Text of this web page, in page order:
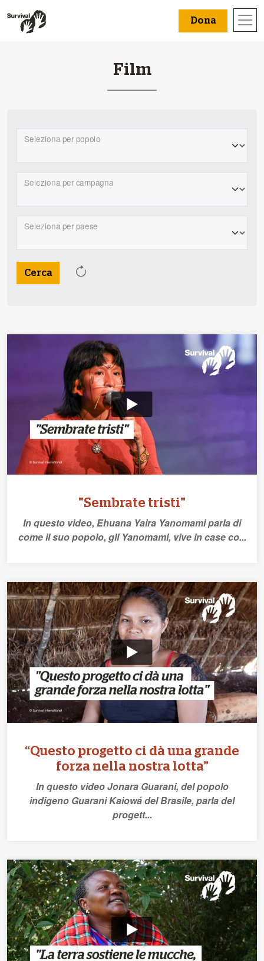
Dona
Film
Seleziona per popolo
Seleziona per campagna
Seleziona per paese
"Sembrate tristi"
In questo video, Ehuana Yaira Yanomami parla di
come il suo popolo, gli Yanomami, vive in case co...
“Questo progetto ci dà una grande
forza nella nostra lotta”
In questo video Jonara Guarani, del popolo
indigeno Guarani Kaiowá del Brasile, parla del
progett...